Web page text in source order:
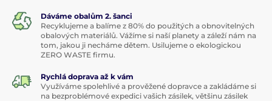
Dáváme obalům 2. šanci
Recyklujeme a balíme z 80% do použitých a obnovitelných
obalových materiálů. Vážíme si naší planety a záleží nám na
tom, jakou ji necháme dětem. Usilujeme o ekologickou
ZERO WASTE firmu.
Rychlá doprava až k vám
Využíváme spolehlivé a prověžené dopravce a zakládáme si
na bezproblémové expedici vašich zásilek, většinu zásilek